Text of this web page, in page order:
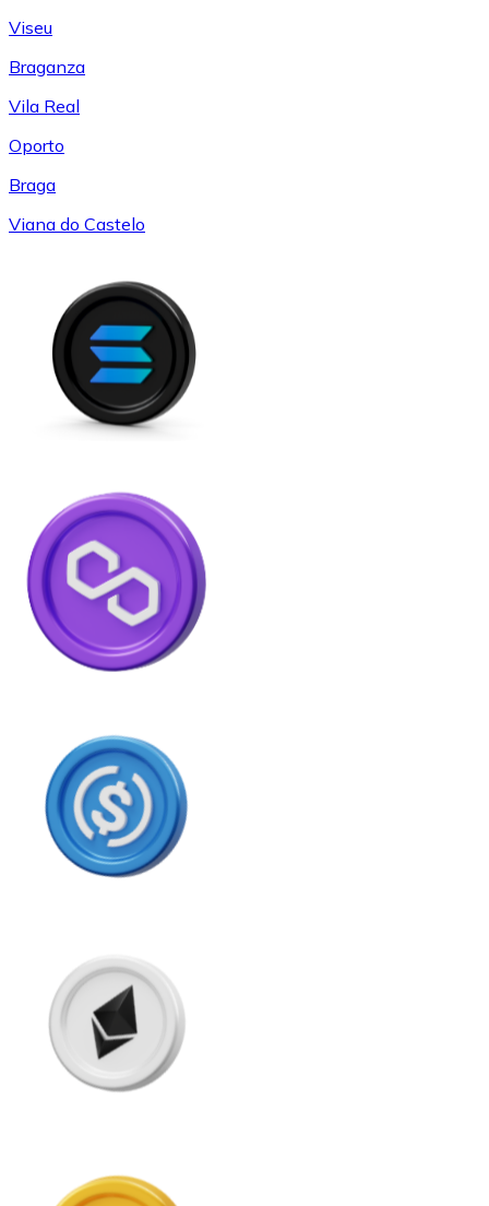
Viseu
Braganza
Vila Real
Oporto
Braga
Viana do Castelo